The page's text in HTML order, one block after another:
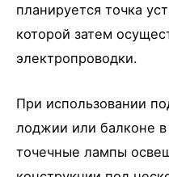
планируется точка
которой затем
электропроводки.
При использовании
лоджии или балконе
точечные лампы